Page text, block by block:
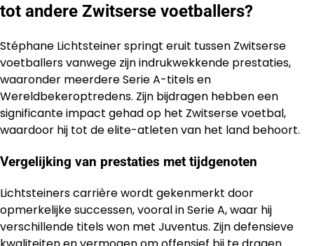
tot andere Zwitserse voetballers?
Stéphane Lichtsteiner springt eruit tussen Zwitserse
voetballers vanwege zijn indrukwekkende prestaties,
waaronder meerdere Serie A-titels en
Wereldbekeroptredens. Zijn bijdragen hebben een
significante impact gehad op het Zwitserse voetbal,
waardoor hij tot de elite-atleten van het land behoort.
Vergelijking van prestaties met tijdgenoten
Lichtsteiners carrière wordt gekenmerkt door
opmerkelijke successen, vooral in Serie A, waar hij
verschillende titels won met Juventus. Zijn defensieve